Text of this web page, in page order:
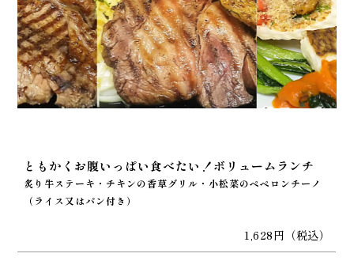
ともかくお腹いっぱい食べたい！ボリュームランチ
炙り牛ステーキ・チキンの香草グリル・小松菜のペペロンチーノ
（ライス又はパン付き）
1,628円（税込）